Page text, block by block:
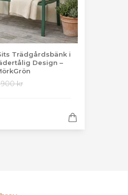
Trädgårdsbänk i
Design –
kr